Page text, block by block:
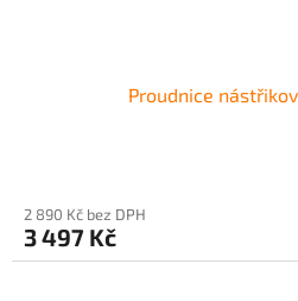
Proudnice
2 890 Kč bez DPH
3 497 Kč